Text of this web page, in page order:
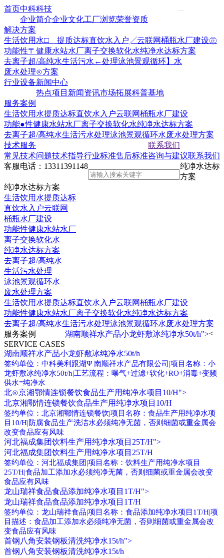
首页中科科技
企业简介企业文化工厂浏览荣誉资质
解决方案
生活饮用水□ 提质达标直饮水入户╱云联网桶瓶水厂建设㊣
功能性〒健康水站水厂离子交换软化水纯净水达标方案
去离子超/高纯水生活污水←处理泳池景观循环】水
废水处理⊙方案
行业设备新闻中心
热点项目 新闻资讯市场拓展科普基地
服务案例
生活饮用水提质达标直饮水入户云联网桶瓶水厂建设
功能●性健康水站水厂离子交换软化水纯净水达标方案
去离子超/高纯水生活污水处理泳池景观循环水废水处理方案
技术服务
常见技术问题技术指导行业标准售后标准
联系我们
咨询与建议联系我们
客服电话： 13311391148
纯净水达标
方案
纯净水达标方案
生活饮用水提质达标
直饮水入户云联网
桶瓶水厂建设
功能性健康水站水厂
离子交换软化水
纯净水达标方案
去离子超/高纯水
生活污水处理
泳池景观循环水
废水处理方案
生活饮用水提质达标直饮水入户云联网桶瓶水厂建设
功能性健康水站水厂离子交换软化水纯净水达标方案
去离子超/高纯水生活污水处理泳池景观循环水废水处理方案
服务案例
SERVICE CASES
湖南顺祥水产品小龙虾敷冰纯净水50t/h">
湖南顺祥水产品小龙虾敷冰纯净水50t/h
签约单位：中科美利跟湖Ψ 南顺祥水产品有限公司|项目名称：小
龙虾敷冰纯净水50t/h|工艺流程：曝气+过滤+软化+RO+消毒+变频
供水=纯净水
北⊙京湘鄂情连锁餐饮食品生产用纯净水项目10/H">
北京湘鄂情连锁餐饮食品生产用纯净水项目10/H
签约单位：北京湘鄂情连锁餐饮|项目名称：食品生产用纯净水项
目10/H|防腐食品生产洗洁水必须纯净无菌，否则细菌或重金属会
改变食品应有风味
河北福成集团饮料生产用纯净水项目25T/H">
河北福成集团饮料生产用纯净水项目25T/H
签约单位：河北福成集团|项目名称：饮料生产用纯净水项目
25T/H|食品加工添加水必须纯净无菌，否则细菌或重金属会改变
食品应有风味
龙山瑞祥食品食品添加纯净水项目1T/H">
龙山瑞祥食品食品添加纯净水项目1T/H
签约单位：龙山瑞祥食品|项目名称：食品添加纯净水项目1T/H|项
目描述：食品加工添加水必须纯净无菌，否则细菌或重金属会改
变食品应有风味
首钢八角安装钢板清洗纯净水15t/h">
首钢八角安装钢板清洗纯净水15t/h
<